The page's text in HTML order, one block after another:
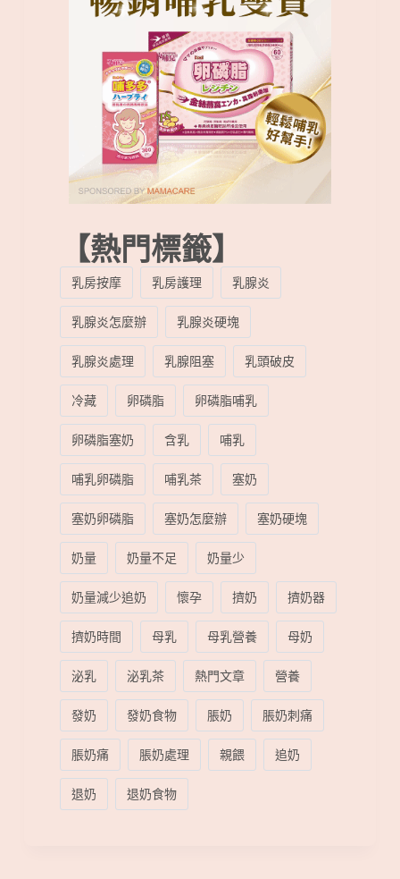
【熱門標籤】
乳房按摩 乳房護理
乳腺炎
乳腺炎怎麼辦
乳腺炎硬塊
乳腺炎處理
乳腺阻塞
乳頭破皮
冷藏
卵磷脂
卵磷脂哺乳
卵磷脂塞奶
含乳
哺乳
哺乳卵磷脂
哺乳茶
塞奶
塞奶卵磷脂
塞奶怎麼辦
塞奶硬塊
奶量
奶量不足
奶量少
奶量減少追奶
懷孕 擠奶
擠奶器
擠奶時間
母乳 母乳營養
母奶
泌乳
泌乳茶 熱門文章
營養
發奶
發奶食物 脹奶
脹奶刺痛
脹奶痛
脹奶處理 親餵
追奶
退奶
退奶食物